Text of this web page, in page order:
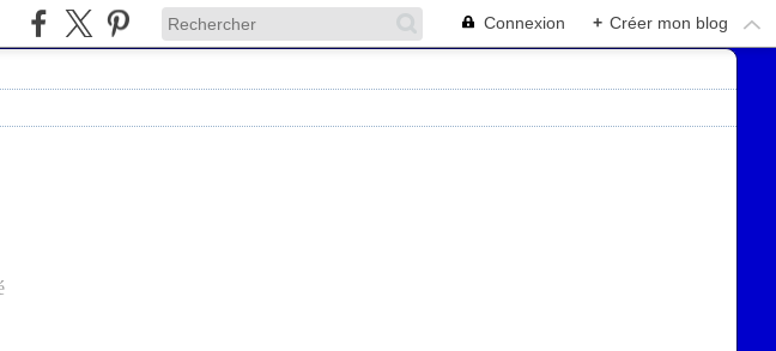
Connexion + Créer mon blog